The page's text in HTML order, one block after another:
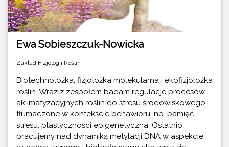
Ewa Sobieszczuk-Nowicka
Zakład Fizjologii Roślin
Biotechnolożka, fizjolożka molekularna i ekofizjolożka
roślin. Wraz z zespołem badam regulacje procesów
aklimatyzacyjnych roślin do stresu środowiskowego
tłumaczone w kontekście behawioru, np. pamięć
stresu, plastyczności epigenetyczna. Ostatnio
pracujemy nad dynamiką metylacji DNA w aspekcie